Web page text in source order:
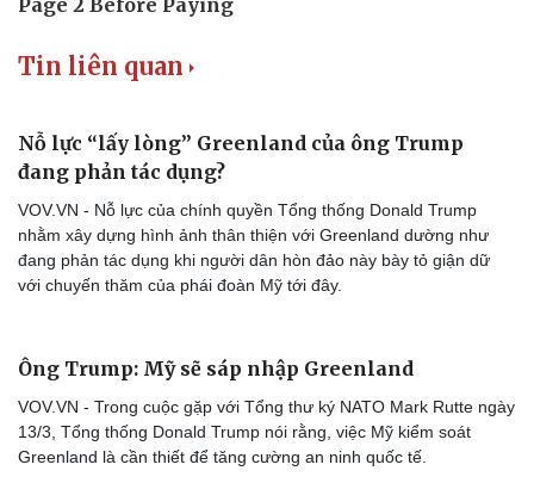
Tin liên quan
Nỗ lực “lấy lòng” Greenland của ông Trump
đang phản tác dụng?
VOV.VN - Nỗ lực của chính quyền Tổng thống Donald Trump
nhằm xây dựng hình ảnh thân thiện với Greenland dường như
đang phản tác dụng khi người dân hòn đảo này bày tỏ giận dữ
với chuyến thăm của phái đoàn Mỹ tới đây.
Ông Trump: Mỹ sẽ sáp nhập Greenland
VOV.VN - Trong cuộc gặp với Tổng thư ký NATO Mark Rutte ngày
13/3, Tổng thống Donald Trump nói rằng, việc Mỹ kiểm soát
Greenland là cần thiết để tăng cường an ninh quốc tế.